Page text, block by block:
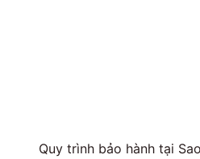
Quy trình bảo hành tại